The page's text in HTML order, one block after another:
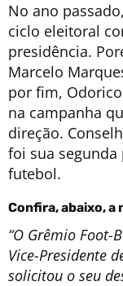
No ano
ciclo eleitoral
presidência.
Marcelo
por fim,
na campanha
direção.
foi sua
futebol.
Confira, abaixo, a
“O Grêmio Foot-
Vice-Presidente
solicitou o seu